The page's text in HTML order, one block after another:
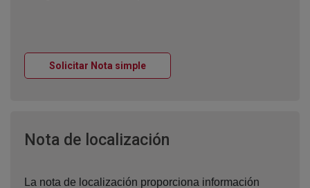
Solicitar Nota simpleVentana nueva
Nota de localización
La nota de localización proporciona información